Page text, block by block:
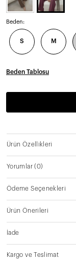
Beden:
S M
Beden Tablosu
Ürün Özellikleri
Yorumlar(0)
Ödeme Seçenekleri
Ürün Önerileri
İade
Kargo ve Teslimat